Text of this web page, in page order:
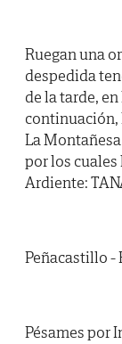
Ruegan una
despedida
de la tarde,
continuación,
La
por los
Ardiente:
Peñacastillo -
Pésames por